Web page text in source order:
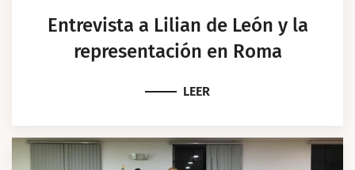
Entrevista a Lilian de León y la
representación en Roma
LEER